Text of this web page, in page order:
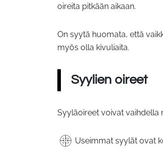
oireita pitkään aikaan.
On syytä huomata, että
myös olla kivuliaita.
Syylien oireet
Syyläoireet voivat vaihdella
Useimmat syylät ovat